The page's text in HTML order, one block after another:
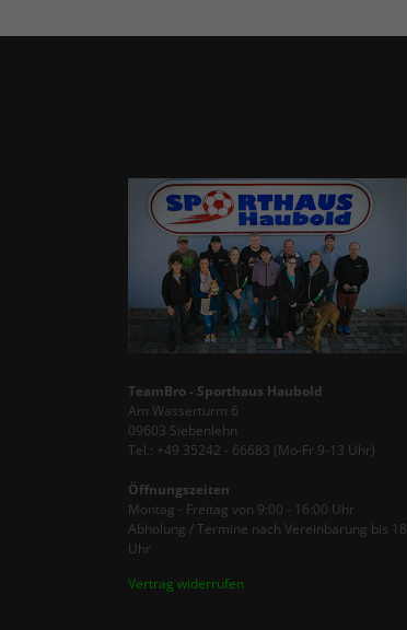
TeamBro - Sporthaus Haubold
Am Wasserturm 6
09603 Siebenlehn
Tel.: +49 35242 - 66683 (Mo-Fr 9-13 Uhr)
Öffnungszeiten
Montag - Freitag von 9:00 - 16:00 Uhr
Abholung / Termine nach Vereinbarung bis 18
Uhr
Vertrag widerrufen